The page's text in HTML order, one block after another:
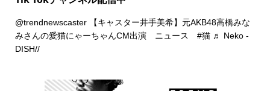
@trendnewscaster【キャスター井手美希】元AKB48高橋みな
みさんの愛猫にゃーちゃんCM出演 ニュース #猫 ♬ Neko -
DISH//